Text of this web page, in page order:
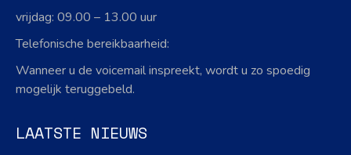
vrijdag: 09.00 – 13.00 uur
Telefonische bereikbaarheid:
Wanneer u de voicemail inspreekt, wordt u zo spoedig
mogelijk teruggebeld.
LAATSTE NIEUWS